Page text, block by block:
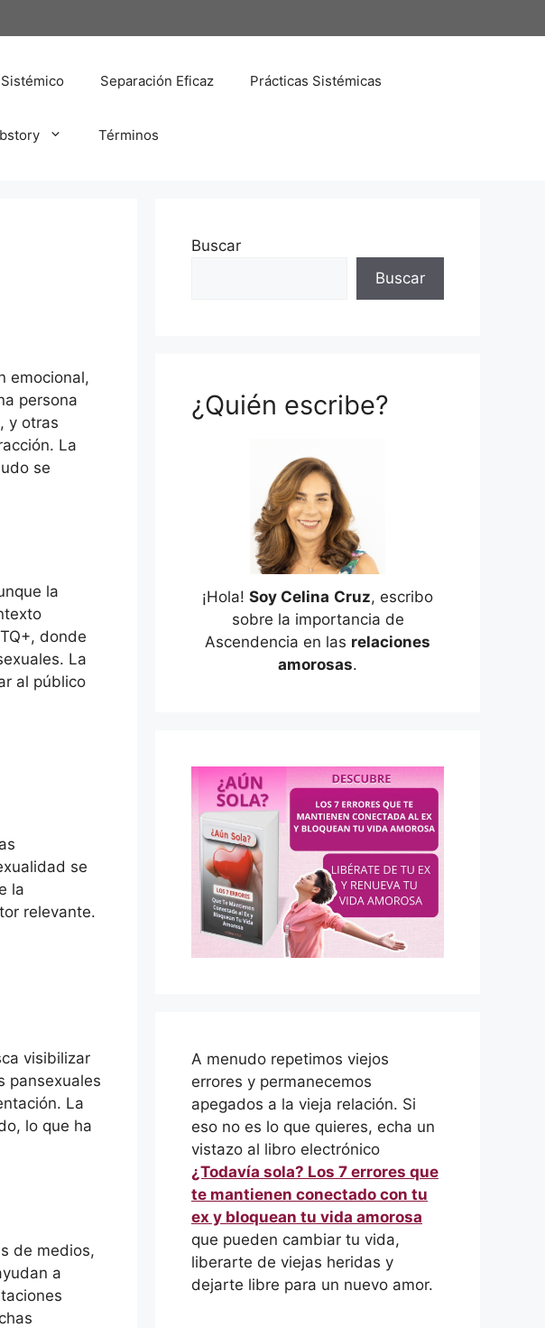
Separación Eficaz Prácticas Sistémicas
Términos
emocional,
persona
y otras
La
se
la
donde
La
al público
se
la
relevante.
visibilizar
pansexuales
La
lo que ha
de medios,
a
Buscar
Buscar
¿Quién escribe?
¡Hola! Soy Celina Cruz, escribo
sobre la importancia de
Ascendencia en las relaciones
amorosas.
A menudo repetimos viejos
errores y permanecemos
apegados a la vieja relación. Si
eso no es lo que quieres, echa un
vistazo al libro electrónico
¿Todavía sola? Los 7 errores que
te mantienen conectado con tu
ex y bloquean tu vida amorosa
que pueden cambiar tu vida,
liberarte de viejas heridas y
dejarte libre para un nuevo amor.